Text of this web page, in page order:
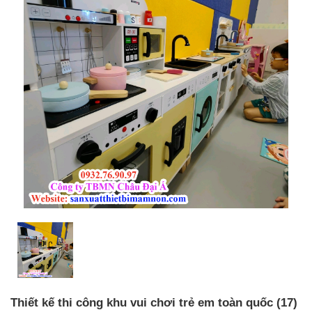
Thiết kế thi công khu vui chơi trẻ em toàn quốc (17)